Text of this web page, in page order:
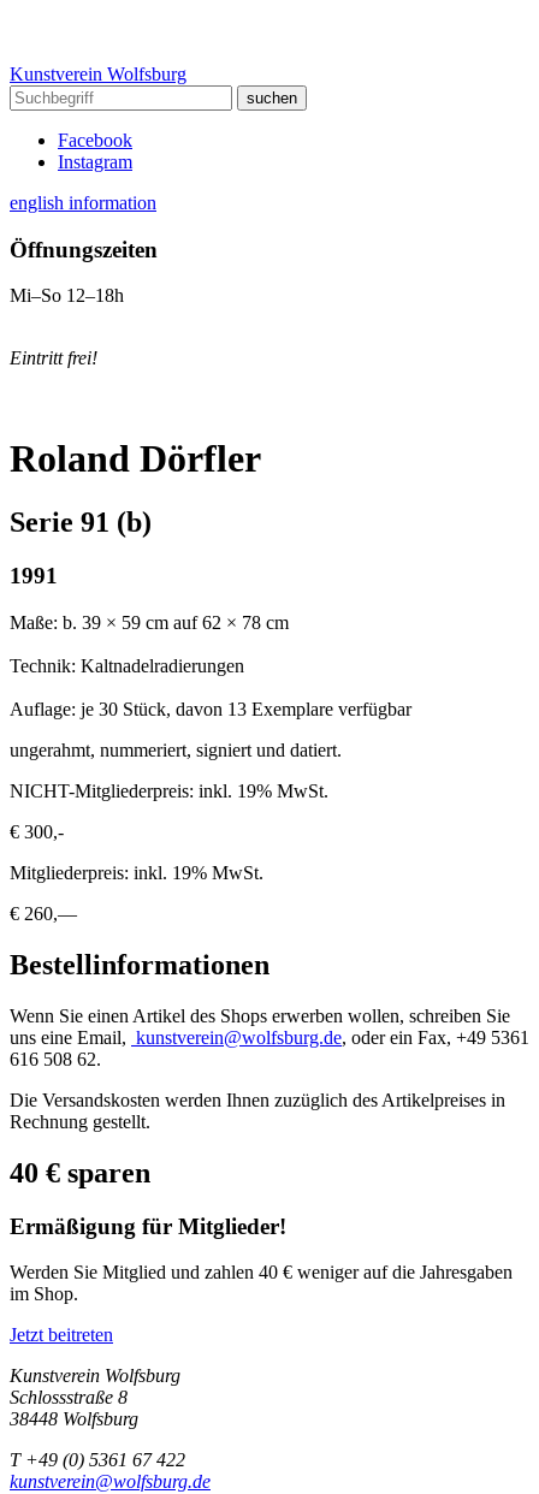
Kunstverein Wolfsburg
Facebook
Instagram
english information
Öffnungszeiten
Mi–So 12–18h
Eintritt frei!
Roland Dörfler
Serie 91 (b)
1991
Maße: b. 39 × 59 cm auf 62 × 78 cm
Technik: Kaltnadelradierungen
Auflage: je 30 Stück, davon 13 Exemplare verfügbar
ungerahmt, nummeriert, signiert und datiert.
NICHT-Mitgliederpreis: inkl. 19% MwSt.
€ 300,-
Mitgliederpreis: inkl. 19% MwSt.
€ 260,—
Bestellinformationen
Wenn Sie einen Artikel des Shops erwerben wollen, schreiben Sie
uns eine Email, kunstverein@wolfsburg.de, oder ein Fax, +49 5361
616 508 62.
Die Versandskosten werden Ihnen zuzüglich des Artikelpreises in
Rechnung gestellt.
40 € sparen
Ermäßigung für Mitglieder!
Werden Sie Mitglied und zahlen 40 € weniger auf die Jahresgaben
im Shop.
Jetzt beitreten
Kunstverein Wolfsburg
Schlossstraße 8
38448 Wolfsburg
T +49 (0) 5361 67 422
kunstverein@wolfsburg.de